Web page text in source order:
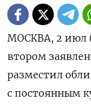
МОСКВА, 2 июл
втором
разместил
с постоянным